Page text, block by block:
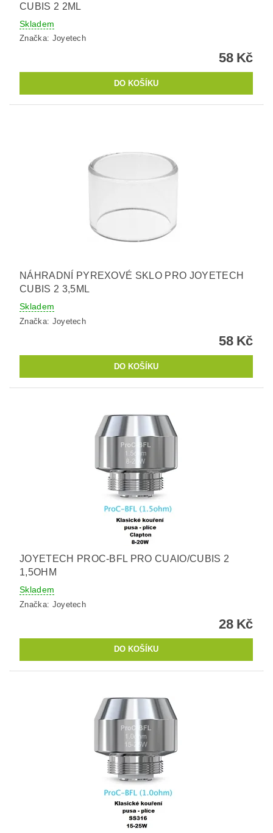
CUBIS 2 2ML
Skladem
Značka: Joyetech
58 Kč
NÁHRADNÍ PYREXOVÉ SKLO PRO JOYETECH
CUBIS 2 3,5ML
Skladem
Značka: Joyetech
58 Kč
JOYETECH PROC-BFL PRO CUAIO/CUBIS 2
1,5OHM
Skladem
Značka: Joyetech
28 Kč